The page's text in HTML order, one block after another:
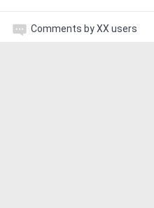
Comments by XX users